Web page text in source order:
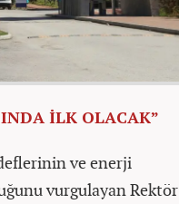
İLK OLACAK”
ve enerji
vurgulayan Rektör